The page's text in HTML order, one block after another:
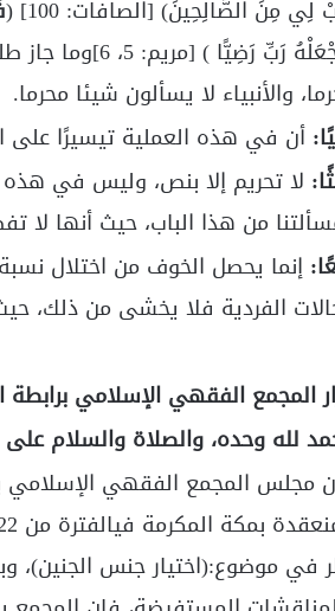
مِنَ الصَّالِحِينَ) [الصافات: 100] (
وَاجْعَلْهُ رَبِّ
والأنبياء لا يسألون شيئا محرما.
أن في هذه العملية تيسيرًا على
لا تحريم إلا بنص، وليس في هذه
من هذا الباب، حيث أنها لا
إنما يحصل الخوف من اختلال
الفردية فلا يخشى من ذلك،
المجمع الفقهي الإسلامي
لله وحده، والصلاة والسلام
مجلس المجمع الفقهي الإسلامي
في موضوع:(اختيار جنس الجنين)،